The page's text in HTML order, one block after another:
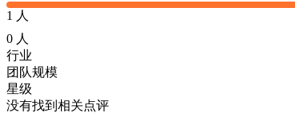
1 人
0 人
行业
团队规模
星级
没有找到相关点评